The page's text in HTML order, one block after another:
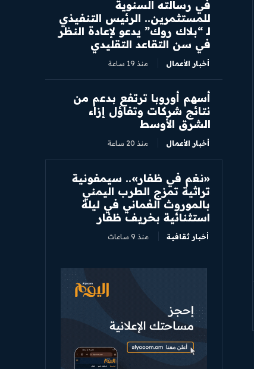
في رسالته السنوية
للمستثمرين.. الرئيس التنفيذي
لـ “بلاك روك” يدعو لإعادة النظر
في سن التقاعد التقليدي
أخبار الأعمال منذ 19 ساعة
أسهم أوروبا ترتفع بدعم من
نتائج شركات وتفاؤل إزاء
الشرق الأوسط
أخبار الأعمال منذ 20 ساعة
«نغم في ظفار».. سيمفونية
تراثية تمزج الطرب اليمني
بالموروث العُماني في ليلة
استثنائية بخريف ظفار
أخبار ثقافية منذ 9 ساعات